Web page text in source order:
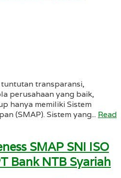
transparansi,
perusahaan yang baik,
hanya memiliki Sistem
(SMAP). Sistem yang... Read
SMAP SNI ISO
Bank NTB Syariah